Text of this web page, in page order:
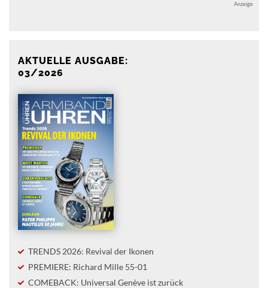
Anzeige
AKTUELLE AUSGABE:
03/2026
TRENDS 2026: Revival der Ikonen
PREMIERE: Richard Mille 55-01
COMEBACK: Universal Genève ist zurück